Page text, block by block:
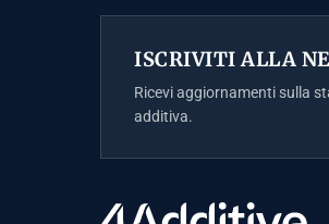
ISCRIVITI ALLA
Ricevi aggiornamenti sulla
additiva.